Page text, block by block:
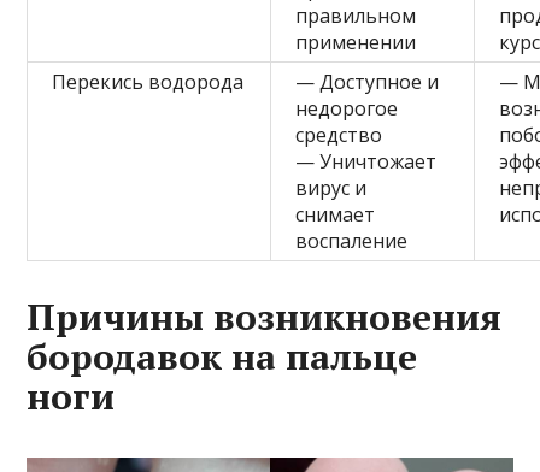
правильном
применении
Перекись водорода
— Доступное и
недорогое
средство
— Уничтожает
вирус и
снимает
воспаление
—
Причины возникновения
бородавок на пальце
ноги